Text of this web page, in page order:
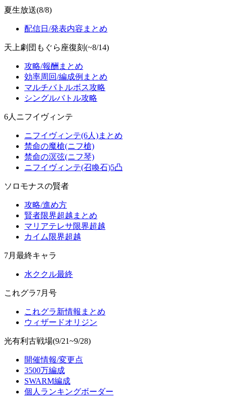
夏生放送(8/8)
配信日/発表内容まとめ
天上劇団もぐら座復刻(~8/14)
攻略/報酬まとめ
効率周回/編成例まとめ
マルチバトルボス攻略
シングルバトル攻略
6人ニフイヴィンテ
ニフイヴィンテ(6人)まとめ
禁命の魔槍(ニフ槍)
禁命の溟弦(ニフ琴)
ニフイヴィンテ(召喚石)5凸
ソロモナスの賢者
攻略/進め方
賢者限界超越まとめ
マリアテレサ限界超越
カイム限界超越
7月最終キャラ
水ククル最終
これグラ7月号
これグラ新情報まとめ
ウィザードオリジン
光有利古戦場(9/21~9/28)
開催情報/変更点
3500万編成
SWARM編成
個人ランキングボーダー